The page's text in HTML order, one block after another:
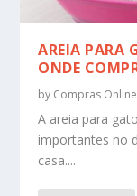
AREIA PARA
ONDE
by Compras Online
A areia para
importantes no
casa....